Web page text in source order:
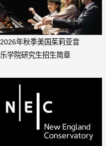
2026年秋季美国茱莉亚音
乐学院研究生招生简章